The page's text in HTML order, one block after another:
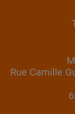
Rue Camille